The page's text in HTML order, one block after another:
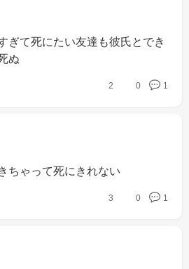
ぎて死にたい友達も彼氏とでき
ぬ
2 0 1
ちゃって死にきれない
3 0 1